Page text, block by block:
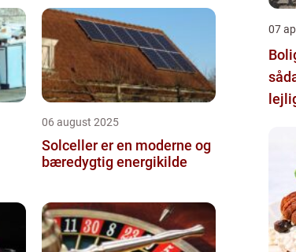
06 august 2025
Solceller er en moderne og
bæredygtig energikilde
07